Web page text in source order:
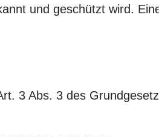
und geschützt wird.
3 Abs. 3 des